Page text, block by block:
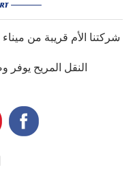
شركتنا الأم قريبة من
النقل المريح يوفر